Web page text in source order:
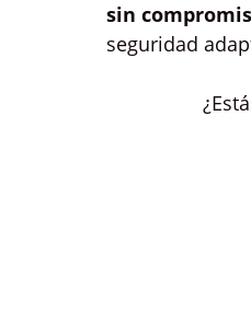
sin
seguridad